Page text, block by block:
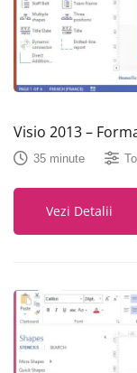
Visio 2013 –
35 minute
Vezi Detalii